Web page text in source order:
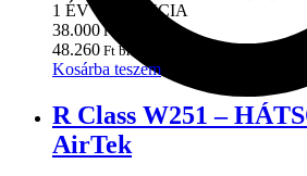
1 ÉV GARANCIA
38.000Ft + ÁFA
48.260 Ft brutto
Kosárba teszem
R Class W251 –
AirTek